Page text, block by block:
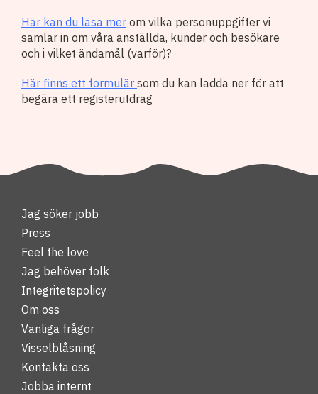
Här kan du läsa mer om vilka personuppgifter vi
samlar in om våra anställda, kunder och besökare
och i vilket ändamål (varför)?
Här finns ett formulär som du kan ladda ner för att
begära ett registerutdrag
Jag söker jobb
Press
Feel the love
Jag behöver folk
Integritetspolicy
Om oss
Vanliga frågor
Visselblåsning
Kontakta oss
Jobba internt